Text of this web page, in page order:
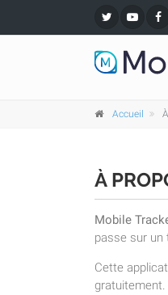
Accueil
À
Mobile
passe sur un
Cette
gratuitement.